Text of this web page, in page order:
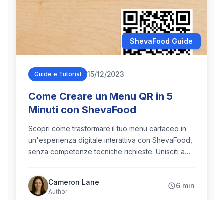
ShevaFood Guide
Guide e Tutorial 15/12/2023
Come Creare un Menu QR in 5
Minuti con ShevaFood
Scopri come trasformare il tuo menu cartaceo in
un'esperienza digitale interattiva con ShevaFood,
senza competenze tecniche richieste. Unisciti a
l'esperienza dei loro clienti.
Cameron Lane
Author
6 min